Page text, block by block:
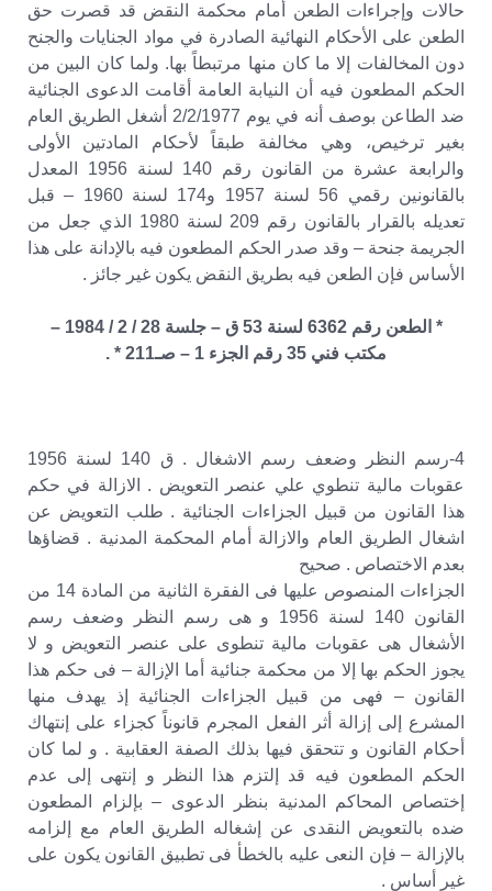
حالات وإجراءات الطعن أمام محكمة النقض قد قصرت حق
الطعن على الأحكام النهائية الصادرة في مواد الجنايات والجنح
دون المخالفات إلا ما كان منها مرتبطاً بها. ولما كان البين من
الحكم المطعون فيه أن النيابة العامة أقامت الدعوى الجنائية
ضد الطاعن بوصف أنه في يوم 2/2/1977 أشغل الطريق العام
بغير ترخيص، وهي مخالفة طبقاً لأحكام المادتين الأولى
والرابعة عشرة من القانون رقم 140 لسنة 1956 المعدل
بالقانونين رقمي 56 لسنة 1957 و174 لسنة 1960 – قبل
تعديله بالقرار بالقانون رقم 209 لسنة 1980 الذي جعل من
الجريمة جنحة – وقد صدر الحكم المطعون فيه بالإدانة على هذا
الأساس فإن الطعن فيه بطريق النقض يكون غير جائز .
* الطعن رقم 6362 لسنة 53 ق – جلسة 28 / 2 / 1984 –
مكتب فني 35 رقم الجزء 1 – صـ211 * .
4-رسم النظر وضعف رسم الاشغال . ق 140 لسنة 1956
عقوبات مالية تنطوي علي عنصر التعويض . الازالة في حكم
هذا القانون من قبيل الجزاءات الجنائية . طلب التعويض عن
اشغال الطريق العام والازالة أمام المحكمة المدنية . قضاؤها
بعدم الاختصاص . صحيح
الجزاءات المنصوص عليها فى الفقرة الثانية من المادة 14 من
القانون 140 لسنة 1956 و هى رسم النظر وضعف رسم
الأشغال هى عقوبات مالية تنطوى على عنصر التعويض و لا
يجوز الحكم بها إلا من محكمة جنائية أما الإزالة – فى حكم هذا
القانون – فهى من قبيل الجزاءات الجنائية إذ يهدف منها
المشرع إلى إزالة أثر الفعل المجرم قانوناً كجزاء على إنتهاك
أحكام القانون و تتحقق فيها بذلك الصفة العقابية . و لما كان
الحكم المطعون فيه قد إلتزم هذا النظر و إنتهى إلى عدم
إختصاص المحاكم المدنية بنظر الدعوى – بإلزام المطعون
ضده بالتعويض النقدى عن إشغاله الطريق العام مع إلزامه
بالإزالة – فإن النعى عليه بالخطأ فى تطبيق القانون يكون على
غير أساس .